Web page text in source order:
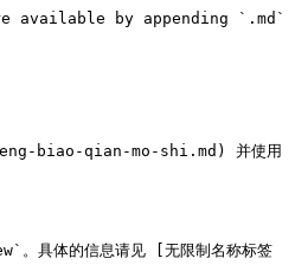
available by appending `.md`
biao-qian-mo-shi.md) 并使用
。具体的信息请见 [无限制名称标签